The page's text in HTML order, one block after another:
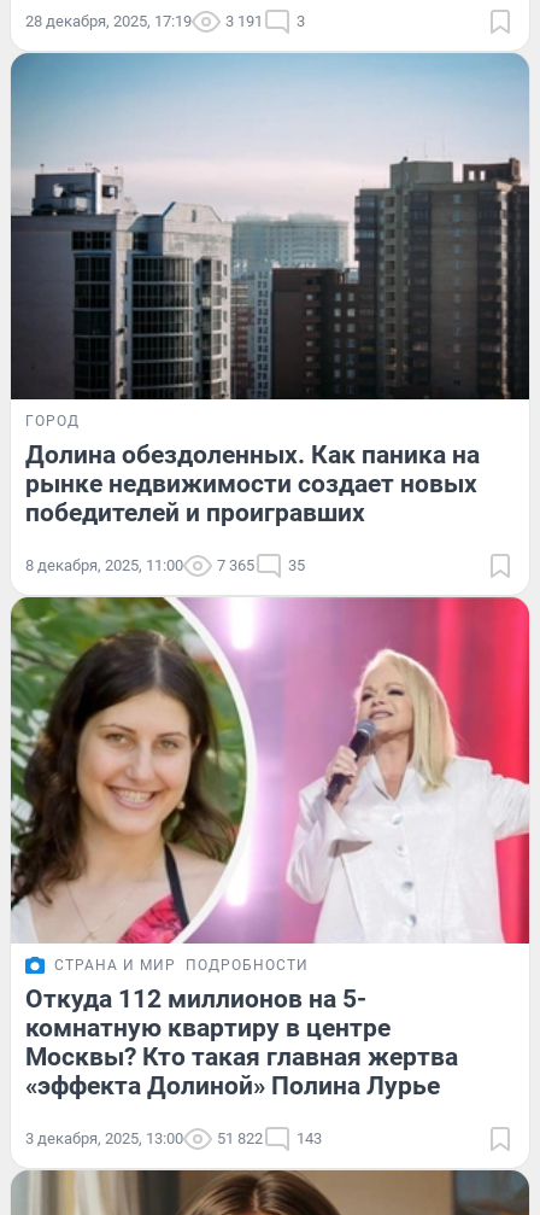
28 декабря, 2025, 17:19 3 191 3
ГОРОД
Долина обездоленных. Как паника на
рынке недвижимости создает новых
победителей и проигравших
8 декабря, 2025, 11:00 7 365 35
СТРАНА И МИР ПОДРОБНОСТИ
Откуда 112 миллионов на 5-
комнатную квартиру в центре
Москвы? Кто такая главная жертва
«эффекта Долиной» Полина Лурье
3 декабря, 2025, 13:00 51 822 143